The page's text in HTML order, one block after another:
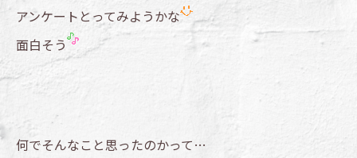
アンケートとってみようかな
面白そう
何でそんなこと思ったのかって…